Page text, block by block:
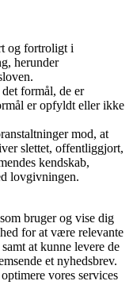
og fortroligt i
herunder
formål, de er
er opfyldt eller ikke
mod, at
slettet, offentliggjort,
kendskab,
lovgivningen.
bruger og vise dig
for at være relevante
at kunne levere de
et nyhedsbrev.
vores services